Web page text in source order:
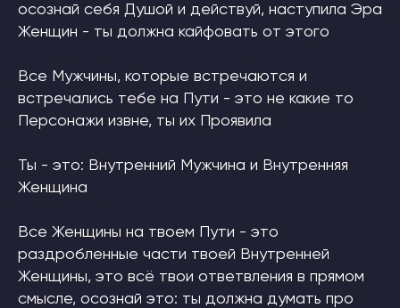
осознай себя Душой и действуй, наступила Эра
Женщин - ты должна кайфовать от этого
Все Мужчины, которые встречаются и
встречались тебе на Пути - это не какие то
Персонажи извне, ты их Проявила
Ты - это: Внутренний Мужчина и Внутренняя
Женщина
Все Женщины на твоем Пути - это
раздробленные части твоей Внутренней
Женщины, это всё твои ответвления в прямом
смысле, осознай это: ты должна думать про